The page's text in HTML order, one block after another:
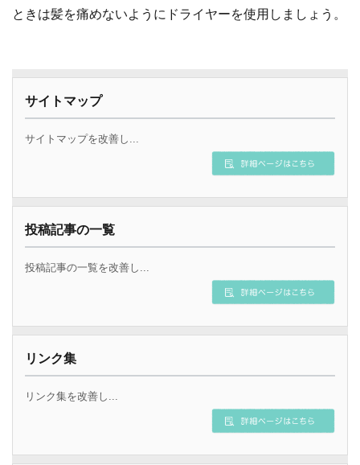
ときは髪を痛めないようにドライヤーを使用しましょう。
サイトマップ
サイトマップを改善し...
投稿記事の一覧
投稿記事の一覧を改善し...
リンク集
リンク集を改善し...